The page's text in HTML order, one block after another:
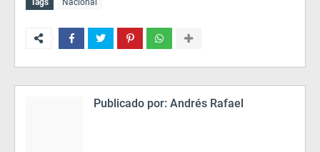
Tags Nacional
Publicado por: Andrés Rafael